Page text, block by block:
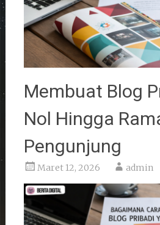
Membuat Blog
Nol Hingga
Pengunjung
Maret 12, 2026 admin